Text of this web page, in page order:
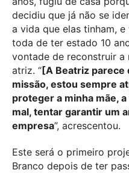
decidiu que já não se
a vida que elas tinham,
toda de ter estado 10
vontade de reconstruir a
atriz. “ [A Beatriz
missão, estou sempre
proteger a minha mãe,
mal, tentar garantir um
empresa”, acrescentou.
Este será o primeiro
Branco depois de ter